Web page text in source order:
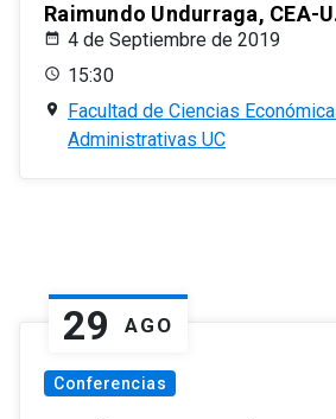
Raimundo Undurraga, CEA-
4 de Septiembre de 2019
15:30
Facultad de Ciencias
Administrativas UC
29 AGO
Conferencias